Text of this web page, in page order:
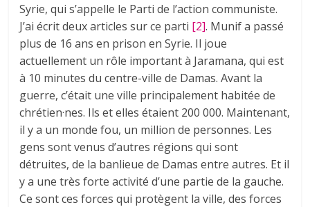
Syrie, qui s’appelle le Parti de l’action communiste.
J’ai écrit deux articles sur ce parti [2]. Munif a passé
plus de 16 ans en prison en Syrie. Il joue
actuellement un rôle important à Jaramana, qui est
à 10 minutes du centre-ville de Damas. Avant la
guerre, c’était une ville principalement habitée de
chrétien·nes. Ils et elles étaient 200 000. Maintenant,
il y a un monde fou, un million de personnes. Les
gens sont venus d’autres régions qui sont
détruites, de la banlieue de Damas entre autres. Et il
y a une très forte activité d’une partie de la gauche.
Ce sont ces forces qui protègent la ville, des forces